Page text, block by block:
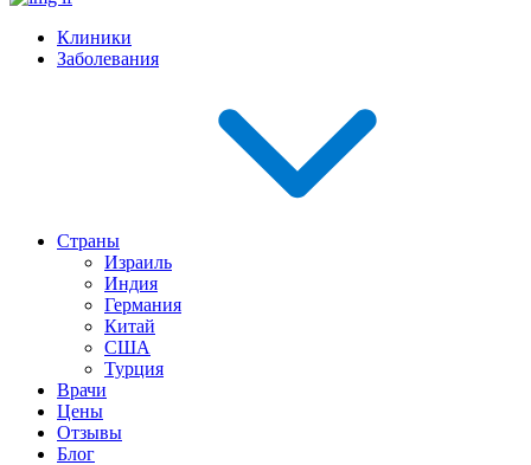
Клиники
Заболевания
Страны
Израиль
Индия
Германия
Китай
США
Турция
Врачи
Цены
Отзывы
Блог